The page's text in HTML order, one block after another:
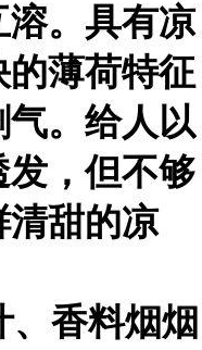
。具有凉
薄荷特征
。给人以
，但不够
清甜的凉
香料烟烟